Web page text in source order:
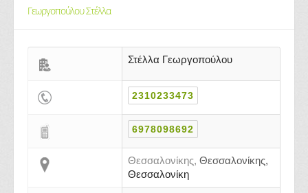
Γεωργοπούλου Στέλλα
Στέλλα Γεωργοπούλου
2310233473
6978098692
Θεσσαλονίκης, Θεσσαλονίκης,
Θεσσαλονίκη